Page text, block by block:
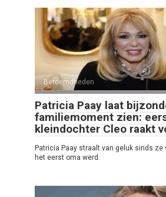
Beroemdheden
Patricia Paay laat
familiemoment zien:
kleindochter Cleo raakt
Patricia Paay straalt van geluk sinds ze
het eerst oma werd.